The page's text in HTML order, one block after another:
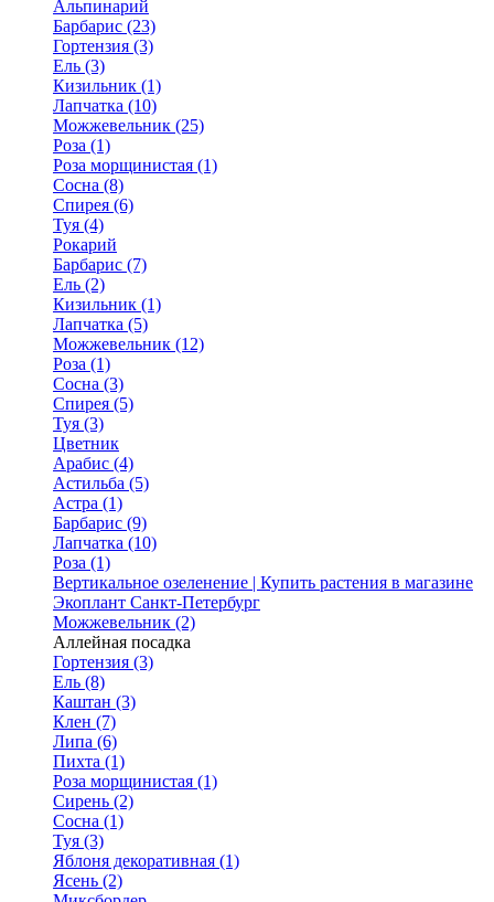
Альпинарий
Барбарис (23)
Гортензия (3)
Ель (3)
Кизильник (1)
Лапчатка (10)
Можжевельник (25)
Роза (1)
Роза морщинистая (1)
Сосна (8)
Спирея (6)
Туя (4)
Рокарий
Барбарис (7)
Ель (2)
Кизильник (1)
Лапчатка (5)
Можжевельник (12)
Роза (1)
Сосна (3)
Спирея (5)
Туя (3)
Цветник
Арабис (4)
Астильба (5)
Астра (1)
Барбарис (9)
Лапчатка (10)
Роза (1)
Вертикальное озеленение | Купить растения в магазине
Экоплант Санкт-Петербург
Можжевельник (2)
Аллейная посадка
Гортензия (3)
Ель (8)
Каштан (3)
Клен (7)
Липа (6)
Пихта (1)
Роза морщинистая (1)
Сирень (2)
Сосна (1)
Туя (3)
Яблоня декоративная (1)
Ясень (2)